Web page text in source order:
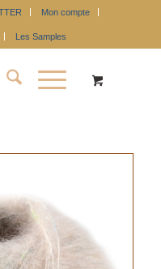
Mon compte
Les Samples